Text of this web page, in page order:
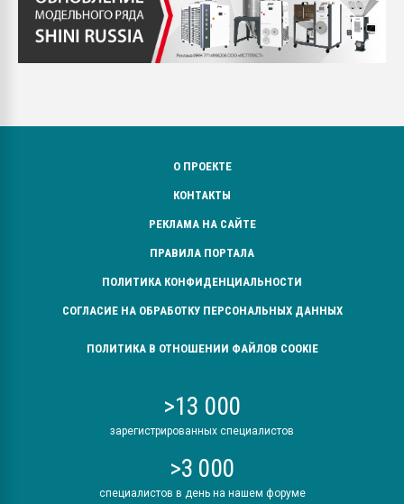
О ПРОЕКТЕ
КОНТАКТЫ
РЕКЛАМА НА САЙТЕ
ПРАВИЛА ПОРТАЛА
ПОЛИТИКА КОНФИДЕНЦИАЛЬНОСТИ
СОГЛАСИЕ НА ОБРАБОТКУ ПЕРСОНАЛЬНЫХ ДАННЫХ
ПОЛИТИКА В ОТНОШЕНИИ ФАЙЛОВ COOKIE
>13 000
зарегистрированных специалистов
>3 000
специалистов в день на нашем форуме